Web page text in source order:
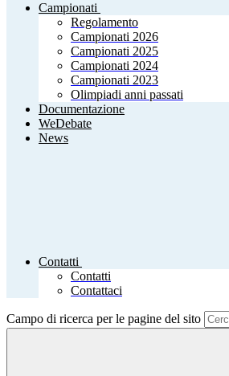
Campionati
Regolamento
Campionati 2026
Campionati 2025
Campionati 2024
Campionati 2023
Olimpiadi anni passati
Documentazione
WeDebate
News
Contatti
Contatti
Contattaci
Campo di ricerca per le pagine del sito